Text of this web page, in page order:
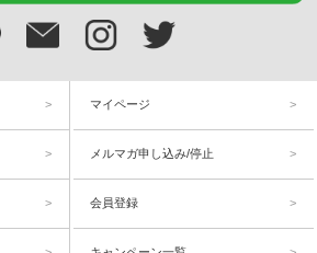
マイページ
メルマガ申し込み/停止
会員登録